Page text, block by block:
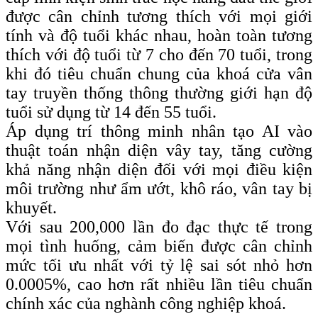
được cân chỉnh tương thích với mọi giới
tính và độ tuổi khác nhau, hoàn toàn tương
thích với độ tuổi từ 7 cho đến 70 tuổi, trong
khi đó tiêu chuẩn chung của khoá cửa vân
tay truyền thống thông thường giới hạn độ
tuổi sử dụng từ 14 đến 55 tuổi.
Áp dụng trí thông minh nhân tạo AI vào
thuật toán nhận diện vây tay, tăng cường
khả năng nhận diện đối với mọi điều kiện
môi trường như ẩm ướt, khô ráo, vân tay bị
khuyết.
Với sau 200,000 lần đo đạc thực tế trong
mọi tình huống, cảm biến được cân chỉnh
mức tối ưu nhất với tỷ lệ sai sót nhỏ hơn
0.0005%, cao hơn rất nhiều lần tiêu chuẩn
chính xác của nghành công nghiệp khoá.